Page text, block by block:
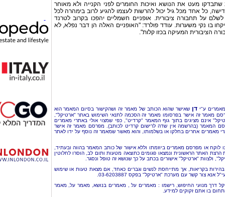
מעט את הנושא ואיכות החומרים לפני הקנייה ולא מאוחר
כל אחד מכל גיל יכול להרשות לעצמו להגיע לרוב בימהרה לכל
על תחבורה ציבורית. אופניים חשמליים יהפכו בקרוב לטרנד
בו נקי משערות. עודד פולרד: "האופניים האלה הן דבר נפלא, לא
הציבורית המעיקה בכזו קלות".
ע"ידן שאישר שהוא הכותב של מאמר זה ושהקישור בסיום המאמר הוא
מאמר זה אישר בפרסומו מאמר זה הסכמה לתנאי השימוש באתר "ארטיקל",
אינם מציגים בתוך גוף המאמר "קרדיט", כפי שמצוי אולי באתרי מאמרים
המאמר (בהרשמה אין שדה לרישום קרדיט לכותב). מפרסם מאמר זה אישר
מאמרים אחרים בחלקו או בשלמותו, והוא מאשר שמאמר זה נוסף על ידו לאתר
לוקח או מפרסם מאמרים ביוזמתו וללא אישור של כותב המאמר בהווה ובעתיד,
האתר הראשונית ונמצאו פגומים כתוצאה מטעות ותום לב, הוסרו לחלוטין
ולצוות "ארטיקל" אישורים בכתב על כך שנושא זה טופל ונסגר.
בהירות בקריאות, אך מתייחסת לנשים וגברים כאחד, אם מצאת טעות או שימוש
צור קשר עם מערכת "ארטיקל" בפקס 03-6203887.
דרך מנועי החיפוש, רישמו : מאמרים על , מאמרים בנושא, מאמר על, מאמר
בו אתם זקוקים למידע.